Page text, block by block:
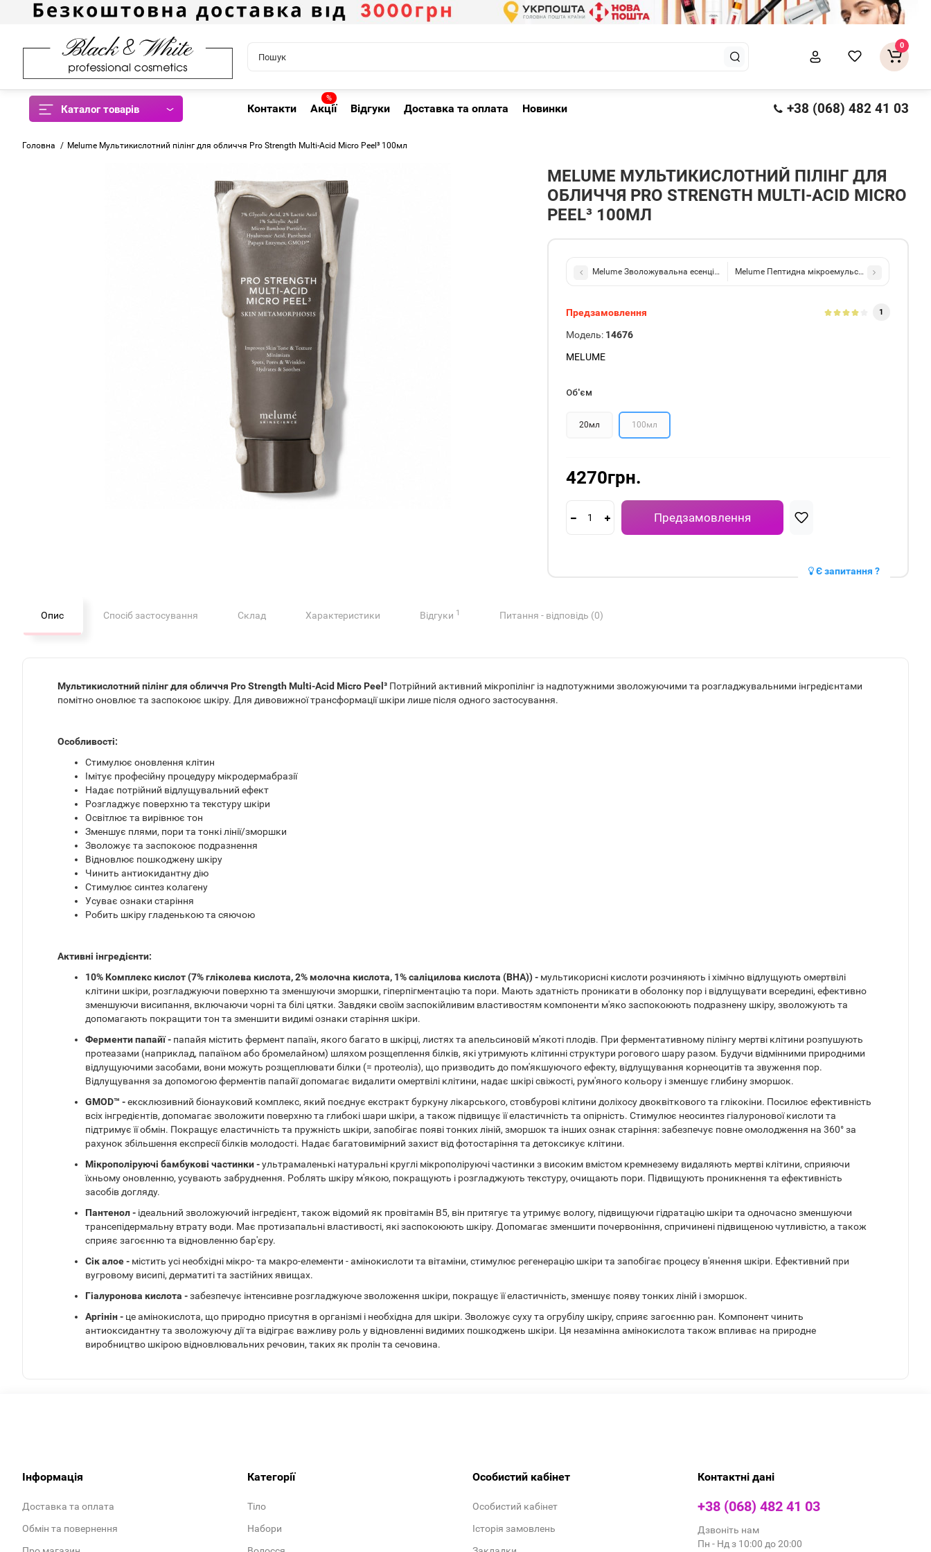
0
Каталог товарів Контакти
%
Акції Відгуки Доставка та оплата Новинки +38 (068) 482 41 03
Головна Melume Мультикислотний пілінг для обличчя Pro Strength Multi-Acid Micro Peel³ 100мл
MELUME МУЛЬТИКИСЛОТНИЙ ПІЛІНГ ДЛЯ
ОБЛИЧЧЯ PRO STRENGTH MULTI-ACID MICRO
PEEL³ 100МЛ
Melume Зволожувальна есенція з кислотами Daily Hydra Lock Resurface Essence
Melume Пептидна мікроемульсія для
Предзамовлення 1
Модель: 14676
MELUME
Об'єм
20мл 100мл
4270грн.
Предзамовлення
Є запитання ?
Опис Спосіб застосування Склад Характеристики Відгуки 1 Питання - відповідь (0)
Мультикислотний пілінг для обличчя Pro Strength Multi-Acid Micro Peel³ Потрійний активний мікропілінг із надпотужними зволожуючими та розгладжувальними інгредієнтами
помітно оновлює та заспокоює шкіру. Для дивовижної трансформації шкіри лише після одного застосування.
Особливості:
Стимулює оновлення клітин
Імітує професійну процедуру мікродермабразії
Надає потрійний відлущувальний ефект
Розгладжує поверхню та текстуру шкіри
Освітлює та вирівнює тон
Зменшує плями, пори та тонкі лінії/зморшки
Зволожує та заспокоює подразнення
Відновлює пошкоджену шкіру
Чинить антиокидантну дію
Стимулює синтез колагену
Усуває ознаки старіння
Робить шкіру гладенькою та сяючою
Активні інгредієнти:
10% Комплекс кислот (7% гліколева кислота, 2% молочна кислота, 1% саліцилова кислота (BHA)) - мультикорисні кислоти розчиняють і хімічно відлущують омертвілі
клітини шкіри, розгладжуючи поверхню та зменшуючи зморшки, гіперпігментацію та пори. Мають здатність проникати в оболонку пор і відлущувати всередині, ефективно
зменшуючи висипання, включаючи чорні та білі цятки. Завдяки своїм заспокійливим властивостям компоненти м'яко заспокоюють подразнену шкіру, зволожують та
допомагають покращити тон та зменшити видимі ознаки старіння шкіри.
Ферменти папайї - папайя містить фермент папаїн, якого багато в шкірці, листях та апельсиновій м'якоті плодів. При ферментативному пілінгу мертві клітини розпушують
протеазами (наприклад, папаїном або бромелайном) шляхом розщеплення білків, які утримують клітинні структури рогового шару разом. Будучи відмінними природними
відлущуючими засобами, вони можуть розщеплювати білки (= протеоліз), що призводить до пом'якшуючого ефекту, відлущування корнеоцитів та звуження пор.
Відлущування за допомогою ферментів папайї допомагає видалити омертвілі клітини, надає шкірі свіжості, рум'яного кольору і зменшує глибину зморшок.
GMOD™ -ексклюзивний біонауковий комплекс, який поєднує екстракт буркуну лікарського, стовбурові клітини доліхосу двоквіткового та глікокіни. Посилює ефективність
всіх інгредієнтів, допомагає зволожити поверхню та глибокі шари шкіри, а також підвищує її еластичність та опірність. Стимулює неосинтез гіалуронової кислоти та
підтримує її обмін. Покращує еластичність та пружність шкіри, запобігає появі тонких ліній, зморшок та інших ознак старіння: забезпечує повне омолодження на 360° за
рахунок збільшення експресії білків молодості. Надає багатовимірний захист від фотостаріння та детоксикує клітини.
Мікрополіруючі бамбукові частинки -ультрамаленькі натуральні круглі мікрополіруючі частинки з високим вмістом кремнезему видаляють мертві клітини, сприяючи
їхньому оновленню, усувають забруднення. Роблять шкіру м'якою, покращують і розгладжують текстуру, очищають пори. Підвищують проникнення та ефективність
засобів догляду.
Пантенол - ідеальний зволожуючий інгредієнт, також відомий як провітамін B5, він притягує та утримує вологу, підвищуючи гідратацію шкіри та одночасно зменшуючи
трансепідермальну втрату води. Має протизапальні властивості, які заспокоюють шкіру. Допомагає зменшити почервоніння, спричинені підвищеною чутливістю, а також
сприяє загоєнню та відновленню бар'єру.
Сік алое - містить усі необхідні мікро- та макро-елементи - амінокислоти та вітаміни, стимулює регенерацію шкіри та запобігає процесу в'янення шкіри. Ефективний при
вугровому висипі, дерматиті та застійних явищах.
Гіалуронова кислота -забезпечує інтенсивне розгладжуюче зволоження шкіри, покращує її еластичність, зменшує появу тонких ліній і зморшок.
Аргінін - це амінокислота, що природно присутня в організмі і необхідна для шкіри. Зволожує суху та огрубілу шкіру, сприяє загоєнню ран. Компонент чинить
антиоксидантну та зволожуючу дії та відіграє важливу роль у відновленні видимих пошкоджень шкіри. Ця незамінна амінокислота також впливає на природне
виробництво шкірою відновлювальних речовин, таких як пролін та сечовина.
Контактні дані
+38 (068) 482 41 03
Дзвоніть нам
Пн - Нд з 10:00 до 20:00
Інформація
Доставка та оплата
Обмін та повернення
Категорії
Тіло
Набори
Особистий кабінет
Особистий кабінет
Історія замовлень